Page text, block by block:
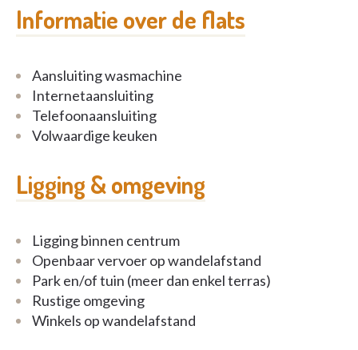
Informatie over de flats
Aansluiting wasmachine
Internetaansluiting
Telefoonaansluiting
Volwaardige keuken
Ligging & omgeving
Ligging binnen centrum
Openbaar vervoer op wandelafstand
Park en/of tuin (meer dan enkel terras)
Rustige omgeving
Winkels op wandelafstand